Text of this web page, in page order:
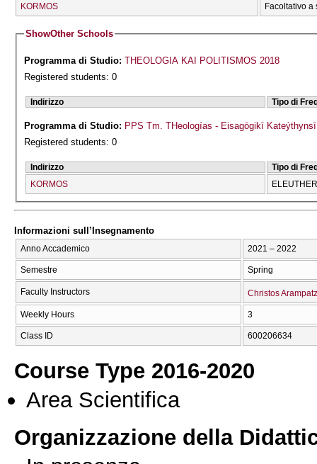
KORMOS
Facoltativo a
ShowOther Schools
Programma di Studio:THEOLOGIA KAI POLITISMOS 2018
Registered students: 0
Indirizzo Tipo di
Programma di Studio: PPS Tm. THeologías - Eisagōgikī
Registered students: 0
Indirizzo
Tipo di
KORMOS
Informazioni sull’Insegnamento
Anno Accademico 2021 – 2022
Semestre Spring
Faculty Instructors Christos
Weekly Hours 3
Class ID 600206634
Course Type 2016-2020
Area Scientifica
Organizzazione della